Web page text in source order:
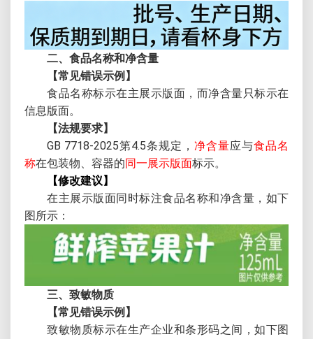
二、食品名称和净含量
【常见错误示例】
食品名称标示在主展示版面，而净含量只标示在
信息版面。
【法规要求】
GB 7718-2025第4.5条规定， 净含量应与食品名
称在包装物、容器的同一展示版面标示。
【修改建议】
在主展示版面同时标注食品名称和净含量，如下
图所示：
三、致敏物质
【常见错误示例】
致敏物质标示在生产企业和条形码之间，如下图